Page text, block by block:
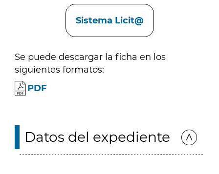
Sistema Licit@
Se puede descargar la ficha en los
siguientes formatos:
PDF
Datos del expediente